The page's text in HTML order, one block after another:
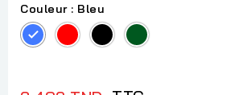
Couleur : Bleu
Bleu RougeNoir Vert
foncé